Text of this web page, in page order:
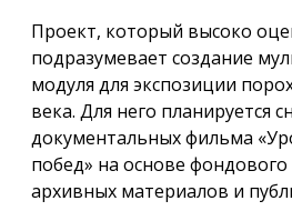
Проект, который высоко
подразумевает создание
модуля для экспозиции
века. Для него планируется
документальных фильма
побед» на основе
архивных материалов и